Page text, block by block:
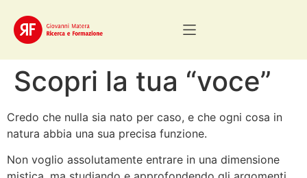
Scopri la tua “voce”
Credo che nulla sia nato per caso, e che ogni cosa in
natura abbia una sua precisa funzione.
Non voglio assolutamente entrare in una dimensione